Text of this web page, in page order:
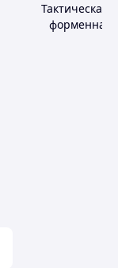
Тактическая и
форменная